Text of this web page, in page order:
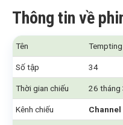
Thông tin về
Tên
Số tập 34
Thời gian chiếu 26 tháng
Kênh chiếu Channel